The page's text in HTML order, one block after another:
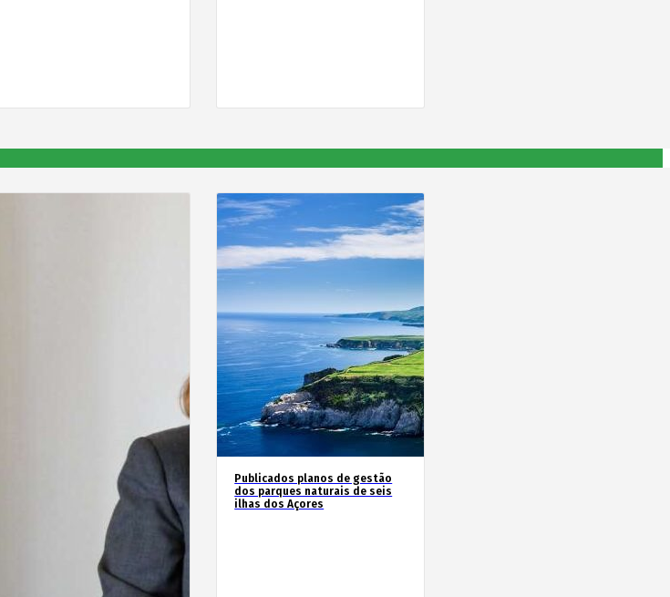
Publicados planos de gestão
dos parques naturais de seis
ilhas dos Açores